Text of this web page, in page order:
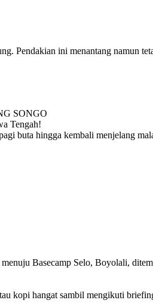
Pendakian ini menantang namun
SONGO
Tengah!
buta hingga kembali menjelang
Basecamp Selo, Boyolali,
kopi hangat sambil mengikuti